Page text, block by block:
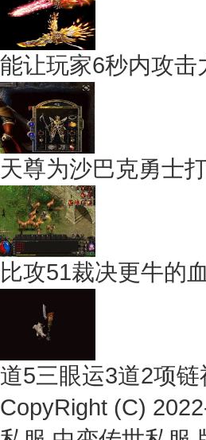
能让玩家6秒内攻
天尊为沙巴克勇士
比攻51裁决更牛的
道5三眼运3道2项
CopyRight (C)